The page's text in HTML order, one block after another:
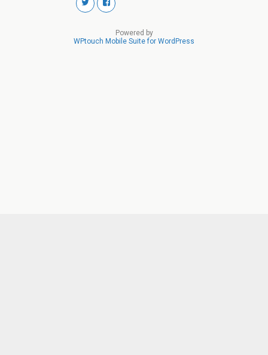
Powered by
WPtouch Mobile Suite for WordPress